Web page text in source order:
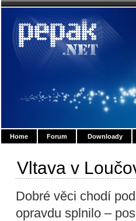
Home Forum Downloady
Vltava v
Dobré věci chodí
opravdu splnilo –